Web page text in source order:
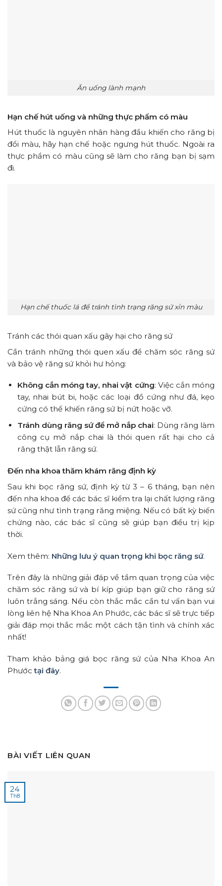
Ăn uống lành mạnh
Hạn chế hút uống và những thực phẩm có màu
Hút thuốc là nguyên nhân hàng đầu khiến cho răng bị
đổi màu, hãy hạn chế hoặc ngưng hút thuốc. Ngoài ra
thực phẩm có màu cũng sẽ làm cho răng bạn bị sạm
đi.
Hạn chế thuốc lá để tránh tình trạng răng sứ xỉn màu
Tránh các thói quan xấu gây hại cho răng sứ
Cần tránh những thói quen xấu để chăm sóc răng sứ
và bảo vệ răng sứ khỏi hư hỏng:
Không cắn móng tay, nhai vật cứng: Việc cắn móng
tay, nhai bút bi, hoặc các loại đồ cứng như đá, kẹo
cứng có thể khiến răng sứ bị nứt hoặc vỡ.
Tránh dùng răng sứ để mở nắp chai: Dùng răng làm
công cụ mở nắp chai là thói quen rất hại cho cả
răng thật lẫn răng sứ.
Đến nha khoa thăm khám răng định kỳ
Sau khi bọc răng sứ, định kỳ từ 3 – 6 tháng, bạn nên
đến nha khoa để các bác sĩ kiểm tra lại chất lượng răng
sứ cũng như tình trạng răng miệng. Nếu có bất kỳ biến
chứng nào, các bác sĩ cũng sẽ giúp bạn điều trị kịp
thời.
Xem thêm: Những lưu ý quan trọng khi bọc răng sứ.
Trên đây là những giải đáp về tầm quan trọng của việc
chăm sóc răng sứ và bí kíp giúp bạn giữ cho răng sứ
luôn trắng sáng. Nếu còn thắc mắc cần tư vấn bạn vui
lòng liên hệ Nha Khoa An Phước, các bác sĩ sẽ trực tiếp
giải đáp mọi thắc mắc một cách tận tình và chính xác
nhất!
Tham khảo bảng giá bọc răng sứ của Nha Khoa An
Phướctại đây.
BÀI VIẾT LIÊN QUAN
24
Th8